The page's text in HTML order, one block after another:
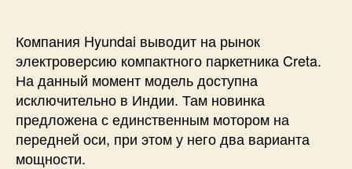
Компания Hyundai выводит на рынок
электроверсию компактного паркетника Creta.
На данный момент модель доступна
исключительно в Индии. Там новинка
предложена с единственным мотором на
передней оси, при этом у него два варианта
мощности.